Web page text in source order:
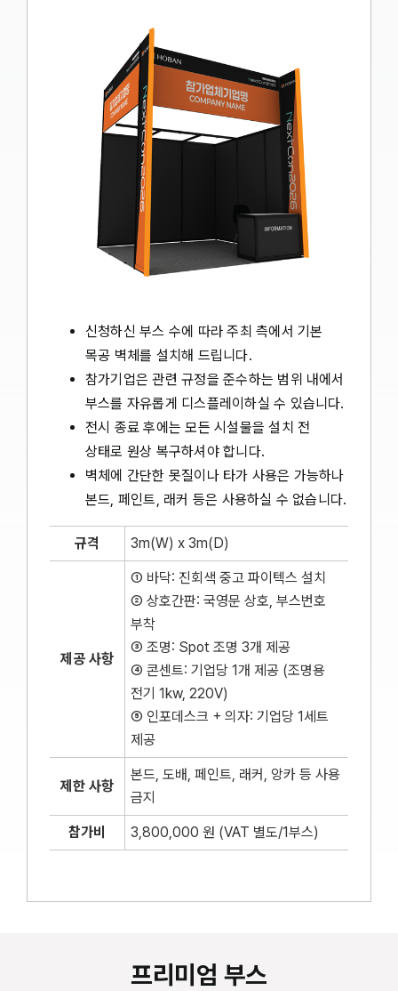
신청하신 부스 수에 따라 주최 측에서 기본
목공 벽체를 설치해 드립니다.
참가기업은 관련 규정을 준수하는 범위 내에서
부스를 자유롭게 디스플레이하실 수 있습니다.
전시 종료 후에는 모든 시설물을 설치 전
상태로 원상 복구하셔야 합니다.
벽체에 간단한 못질이나 타가 사용은 가능하나
본드, 페인트, 래커 등은 사용하실 수 없습니다.
규격 3m(W) x 3m(D)
제공 사항
① 바닥: 진회색 중고 파이텍스 설치
② 상호간판: 국영문 상호, 부스번호
부착
③ 조명: Spot 조명 3개 제공
④ 콘센트: 기업당 1개 제공 (조명용
전기 1kw, 220V)
⑤ 인포데스크 + 의자: 기업당 1세트
제공
제한 사항
본드, 도배, 페인트, 래커, 앙카 등 사용
금지
참가비 3,800,000 원 (VAT 별도/1부스)
프리미엄 부스